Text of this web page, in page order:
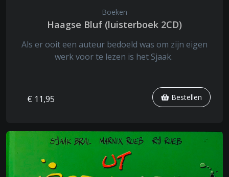
Boeken
Haagse Bluf (luisterboek 2CD)
Als er ooit een auteur bedoeld was om zijn eigen
werk voor te lezen is het Sjaak.
€ 11,95 Bestellen